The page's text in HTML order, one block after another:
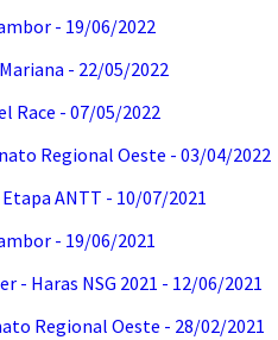
- 19/06/2022
- 22/05/2022
Race - 07/05/2022
Regional Oeste - 03/04/2022
Etapa ANTT - 10/07/2021
- 19/06/2021
- Haras NSG 2021 - 12/06/2021
Regional Oeste - 28/02/2021